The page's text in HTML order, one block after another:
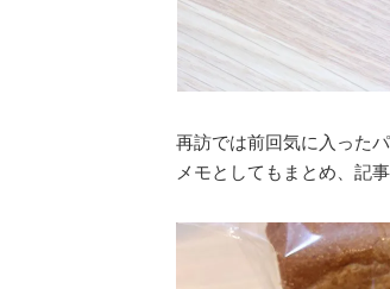
再訪では前回気に入った
メモとしてもまとめ、記